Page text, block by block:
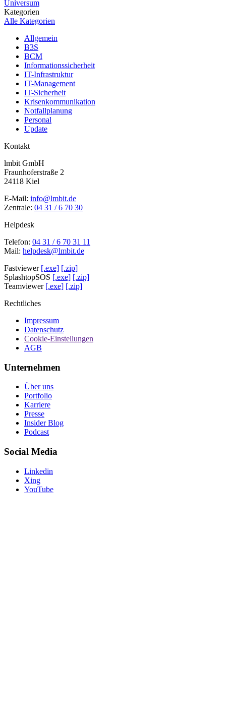
Universum
Kategorien
Alle Kategorien
Allgemein
B3S
BCM
Informationssicherheit
IT-Infrastruktur
IT-Management
IT-Sicherheit
Krisenkommunikation
Notfallplanung
Personal
Update
Kontakt
lmbit GmbH
Fraunhoferstraße 2
24118 Kiel
E-Mail: info@lmbit.de
Zentrale: 04 31 / 6 70 30
Helpdesk
Telefon: 04 31 / 6 70 31 11
Mail: helpdesk@lmbit.de
Fastviewer [.exe] [.zip]
SplashtopSOS [.exe] [.zip]
Teamviewer [.exe] [.zip]
Rechtliches
Impressum
Datenschutz
Cookie-Einstellungen
AGB
Unternehmen
Über uns
Portfolio
Karriere
Presse
Insider Blog
Podcast
Social Media
Linkedin
Xing
YouTube